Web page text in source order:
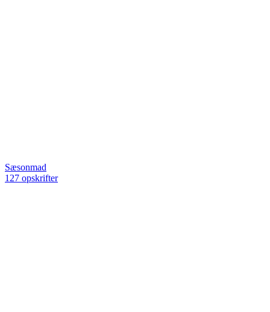
Sæsonmad
127 opskrifter